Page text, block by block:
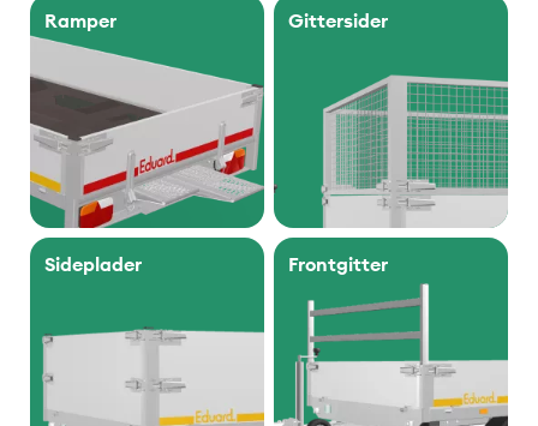
Ramper Gittersider
Sideplader Frontgitter